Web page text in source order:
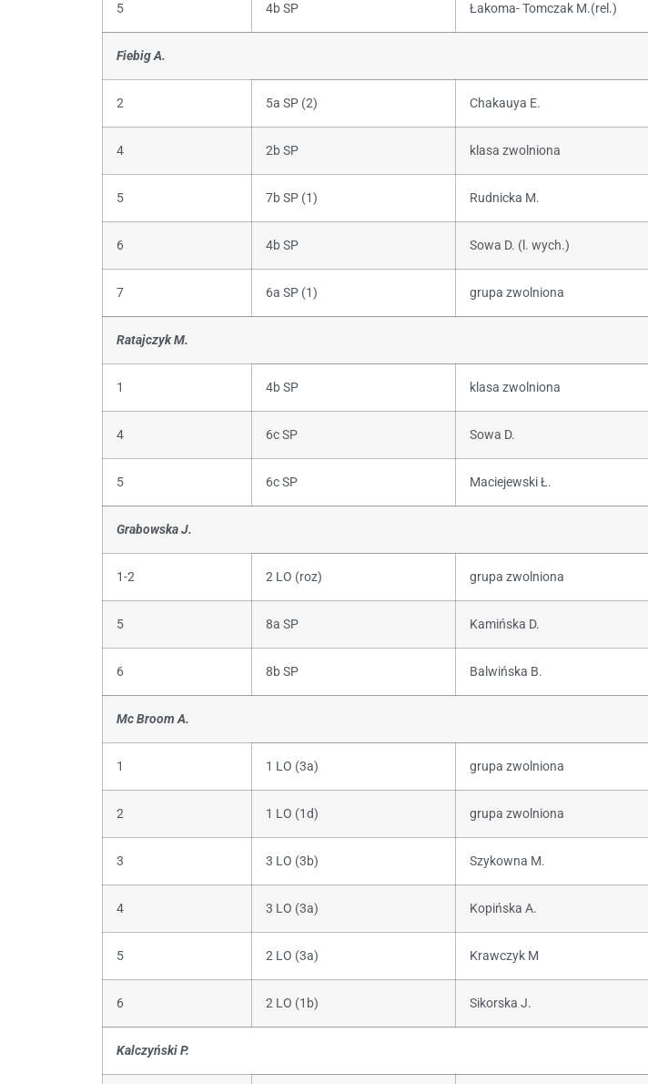
5 4b SP Łakoma- Tomczak M.(rel.)
Fiebig A.
2 5a SP (2) Chakauya E.
4 2b SP klasa zwolniona
5 7b SP (1) Rudnicka M.
6 4b SP Sowa D. (l. wych.)
7 6a SP (1) grupa zwolniona
Ratajczyk M.
1 4b SP klasa zwolniona
4 6c SP Sowa D.
5 6c SP Maciejewski Ł.
Grabowska J.
1-2 2 LO (roz) grupa zwolniona
5 8a SP Kamińska D.
6 8b SP Balwińska B.
Mc Broom A.
1 1 LO (3a) grupa zwolniona
2 1 LO (1d) grupa zwolniona
3 3 LO (3b) Szykowna M.
4 3 LO (3a) Kopińska A.
5 2 LO (3a) Krawczyk M
6 2 LO (1b) Sikorska J.
Kalczyński P.